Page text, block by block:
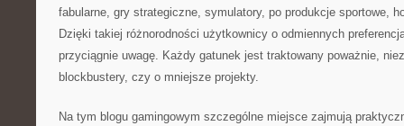
fabularne, gry strategiczne, symulatory, po produkcje sportowe,
Dzięki takiej różnorodności użytkownicy o odmiennych
przyciągnie uwagę. Każdy gatunek jest traktowany poważnie,
blockbustery, czy o mniejsze projekty.
Na tym blogu gamingowym szczególne miejsce zajmują